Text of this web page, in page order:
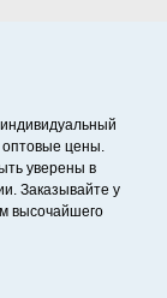
оптовые цены.
уверены в
Заказывайте у
высочайшего